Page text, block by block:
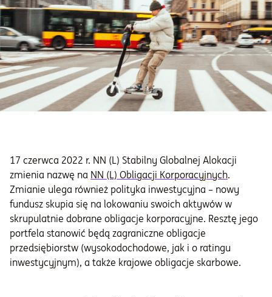
Otwórz konto
Zaloguj
17 czerwca 2022 r. NN (L) Stabilny Globalnej Alokacji
zmienia nazwę na NN (L) Obligacji Korporacyjnych.
Zmianie ulega również polityka inwestycyjna – nowy
fundusz skupia się na lokowaniu swoich aktywów w
skrupulatnie dobrane obligacje korporacyjne. Resztę jego
portfela stanowić będą zagraniczne obligacje
przedsiębiorstw (wysokodochodowe, jak i o ratingu
inwestycyjnym), a także krajowe obligacje skarbowe.